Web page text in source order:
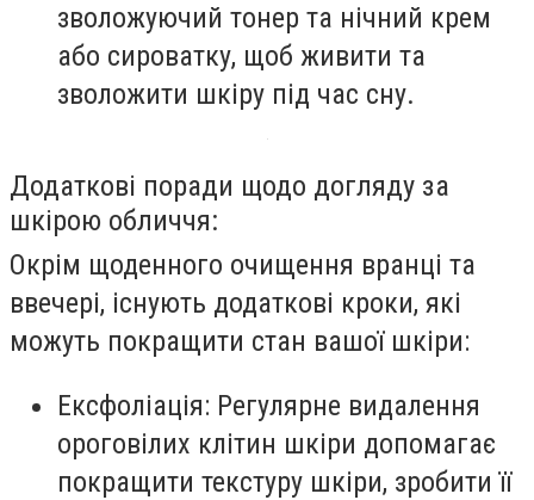
зволожуючий тонер та нічний крем
або сироватку, щоб живити та
зволожити шкіру під час сну.
Додаткові поради щодо догляду за
шкірою обличчя:
Окрім щоденного очищення вранці та
ввечері, існують додаткові кроки, які
можуть покращити стан вашої шкіри:
Ексфоліація: Регулярне видалення
ороговілих клітин шкіри допомагає
покращити текстуру шкіри, зробити її